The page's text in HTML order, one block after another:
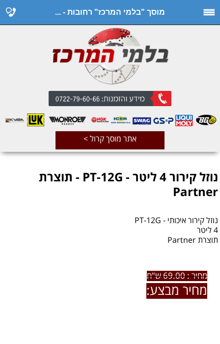
מוסך "בלמי המרכז" רחובות - ...
אתר מוסך קרול >
נוזל קירור 4 ליטר - PT-12G - תוצרת
Partner
נוזל קירור איכותי - PT-12G
4 ליטר
תוצרת Partner
מחיר : 69.00 ש"ח
מחיר מבצע: